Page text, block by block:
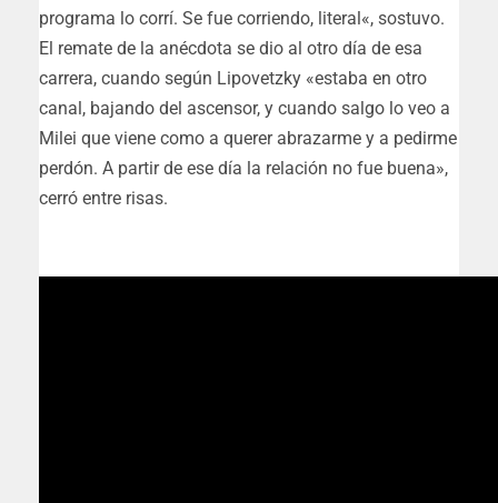
programa lo corrí. Se fue corriendo, literal«, sostuvo.
El remate de la anécdota se dio al otro día de esa
carrera, cuando según Lipovetzky «estaba en otro
canal, bajando del ascensor, y cuando salgo lo veo a
Milei que viene como a querer abrazarme y a pedirme
perdón. A partir de ese día la relación no fue buena»,
cerró entre risas.